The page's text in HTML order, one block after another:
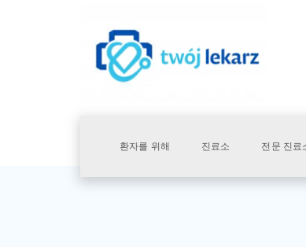
환자를 위해 진료소 전문 진료